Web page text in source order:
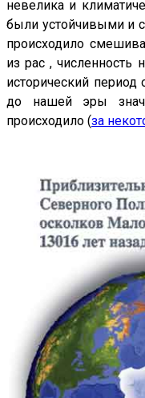
невелика и
были устойчивыми и
происходило
из рас , численность
исторический
до нашей эры
происходило (за